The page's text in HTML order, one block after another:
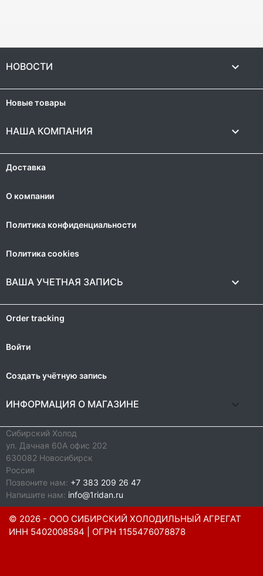
НОВОСТИ 
Новые товары
НАША КОМПАНИЯ 
Доставка
О компании
Политика конфиденциальности
Политика cookies
ВАША УЧЕТНАЯ ЗАПИСЬ 
Order tracking
Войти
Создать учётную запись
ИНФОРМАЦИЯ О МАГАЗИНЕ keyboard_arrow_down
Сибирский Холод
ул. Дачная 60А офис 202
630082 Новосибирск
Россия
Позвоните нам: +7 383 209 26 47
Напишите нам: info@1ridan.ru
© 2026 - ООО СИБИРСКИЙ ХОЛОДИЛЬНЫЙ АГРЕГАТ
ИНН 5402008584 | ОГРН 1155476078878